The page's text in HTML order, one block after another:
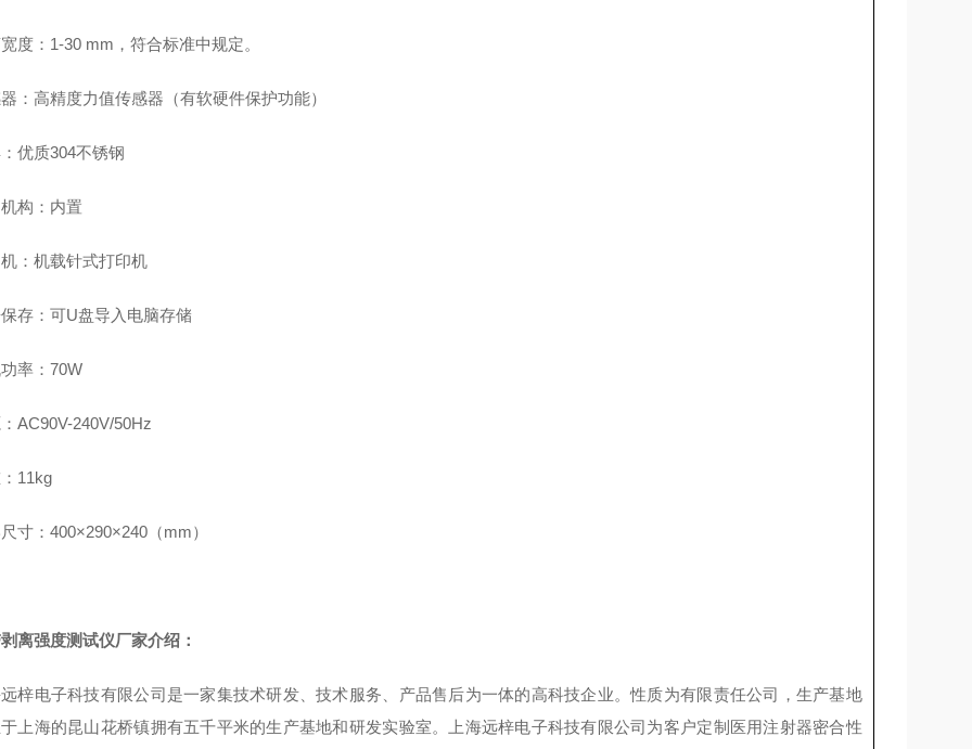
度： 1-30 mm ，符合标准中规定。
：高精度力值传感器（有软硬件保护功能）
优质304不锈钢
构：内置
：机载针式打印机
存：可U盘导入电脑存储
率： 70W
AC90V-240V/50Hz
11kg
寸： 400×290×240（mm）
离强度测试仪厂家介绍：
梓电子科技有限公司是一家集技术研发、技术服务、产品售后为一体的高科技企业。性质为有限责任公司，生产基地
上海的昆山花桥镇拥有五千平米的生产基地和研发实验室。上海远梓电子科技有限公司为客户定制医用注射器密合性